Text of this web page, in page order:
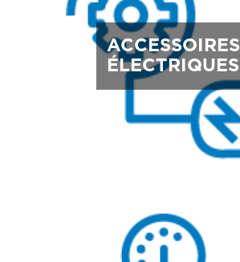
ACCESSOIRES
ÉLECTRIQUES